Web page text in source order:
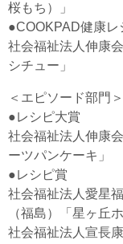
桜もち）」
●COOKPAD健康レ
社会福祉法人伸康
シチュー」
＜エピソード部門＞
●レシピ大賞
社会福祉法人伸康
ーツパンケーキ」
●レシピ賞
社会福祉法人愛星
（福島）「星ヶ丘
社会福祉法人宣長